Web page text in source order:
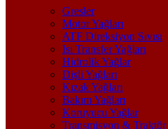
Gresler
Motor Yağları
ATF Direksiyon Sıvısı
Isı Transfer Yağları
Hidrolik Yağlar
Dişli Yağları
Kızak Yağları
Bakım Yağları
Koruyucu Yağlar
Transmisyon & Traktör